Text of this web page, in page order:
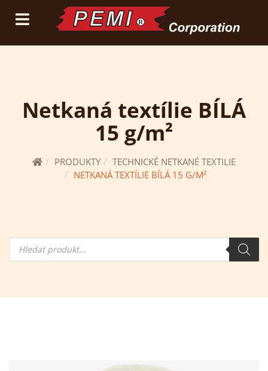
přihlásit se (current)registrace
Netkaná textílie BÍLÁ
15 g/m²
PRODUKTY
TECHNICKÉ NETKANÉ TEXTILIE
NETKANÁ TEXTÍLIE BÍLÁ 15 G/M²
Hledání
produktů